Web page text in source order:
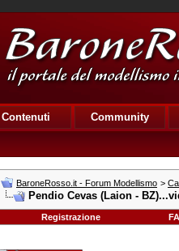
Contenuti Community
BaroneRosso.it - Forum Modellismo >
Pendio Cevas (Laion -
Registrazione